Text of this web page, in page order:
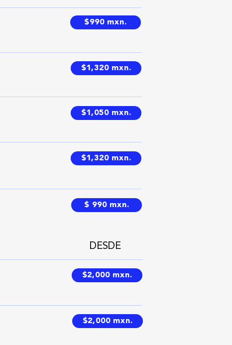
$990 mxn.
$1,320 mxn.
$1,050 mxn.
$1,320 mxn.
$ 990 mxn.
DESDE
$2,000 mxn.
$2,000 mxn.